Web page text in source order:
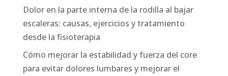
Dolor en la parte interna de la rodilla al bajar
escaleras: causas, ejercicios y tratamiento
desde la fisioterapia
Cómo mejorar la estabilidad y fuerza del core
para evitar dolores lumbares y mejorar el